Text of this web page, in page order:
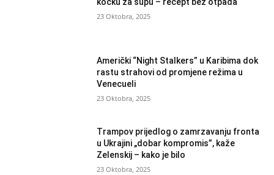
23 Oktobra, 2025
Američki “Night Stalkers” u Karibima dok
rastu strahovi od promjene režima u
Venecueli
23 Oktobra, 2025
Trampov prijedlog o zamrzavanju fronta
u Ukrajini „dobar kompromis”, kaže
Zelenskij – kako je bilo
23 Oktobra, 2025